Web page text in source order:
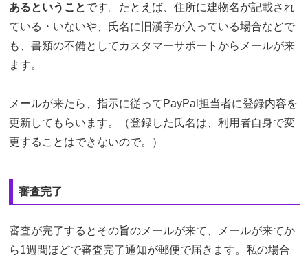
あるということです。たとえば、住所に建物名が記載され
ている・いないや、氏名に旧漢字が入っている場合などで
も、書類の不備としてカスタマーサポートからメールが来
ます。
メールが来たら、指示に従ってPayPal担当者に登録内容を
更新してもらいます。（登録した氏名は、利用者自身で変
更することはできないので。）
審査完了
審査が完了するとその旨のメールが来て、メールが来てか
ら1週間ほどで審査完了通知が郵便で届きます。私の場合